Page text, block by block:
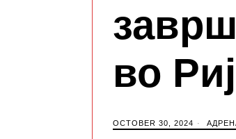
во
OCTOBER 30, 2024